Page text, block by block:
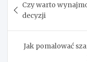
wpisu
Czy warto
decyzji
Jak pomalować